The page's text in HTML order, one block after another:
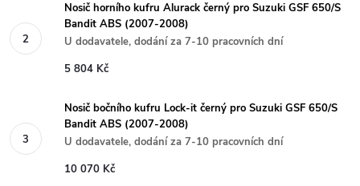
Nosič horního kufru Alurack černý pro Suzuki GSF 650/S
Bandit ABS (2007-2008)
U dodavatele, dodání za 7-10 pracovních dní
5 804 Kč
Nosič bočního kufru Lock-it černý pro Suzuki GSF 650/S
Bandit ABS (2007-2008)
U dodavatele, dodání za 7-10 pracovních dní
10 070 Kč